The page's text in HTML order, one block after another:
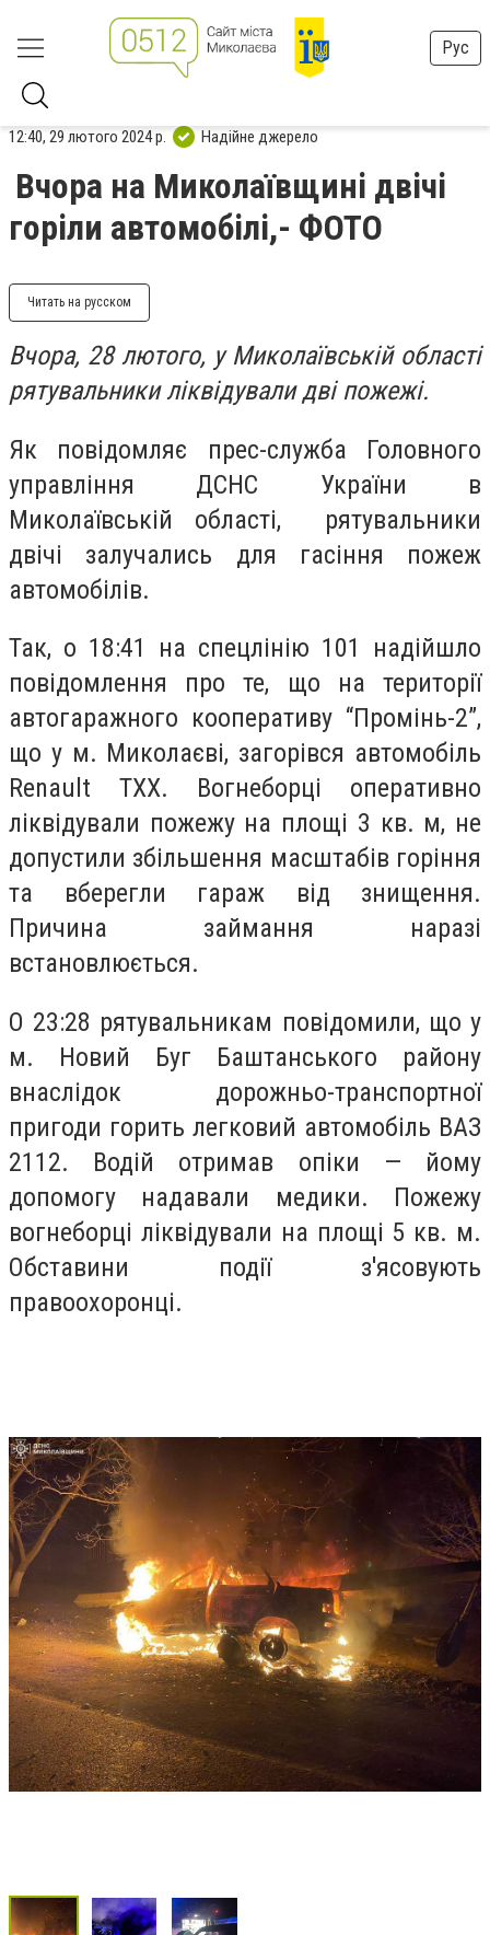
Рус
12:40, 29 лютого 2024 р. Надійне джерело
Вчора на Миколаївщині двічі
горіли автомобілі,- ФОТО
Читать на русском
Вчора, 28 лютого, у Миколаївській області
рятувальники ліквідували дві пожежі.
Як повідомляє прес-служба Головного
управління ДСНС України в
Миколаївській області, рятувальники
двічі залучались для гасіння пожеж
автомобілів.
Так, о 18:41 на спецлінію 101 надійшло
повідомлення про те, що на території
автогаражного кооперативу “Промінь-2”,
що у м. Миколаєві, загорівся автомобіль
Renault TXX. Вогнеборці оперативно
ліквідували пожежу на площі 3 кв. м, не
допустили збільшення масштабів горіння
та вберегли гараж від знищення.
Причина займання наразі
встановлюється.
О 23:28 рятувальникам повідомили, що у
м. Новий Буг Баштанського району
внаслідок дорожньо-транспортної
пригоди горить легковий автомобіль ВАЗ
2112. Водій отримав опіки — йому
допомогу надавали медики. Пожежу
вогнеборці ліквідували на площі 5 кв. м.
Обставини події з'ясовують
правоохоронці.